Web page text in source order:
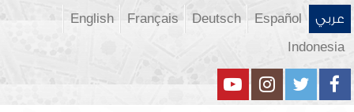
عربي Español
Deutsch
Français
English
Indonesia